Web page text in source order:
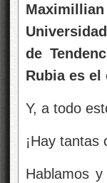
de
Rubia es
Y, a todo
¡Hay
Hablamos